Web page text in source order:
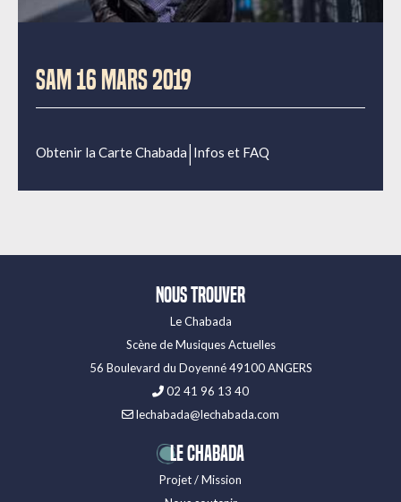
SAM 16 MARS 2019
Obtenir la Carte Chabada| Infos et FAQ
Nous trouver
Le Chabada
Scène de Musiques Actuelles
56 Boulevard du Doyenné 49100 ANGERS
02 41 96 13 40
lechabada@lechabada.com
LE CHABADA
Projet / Mission